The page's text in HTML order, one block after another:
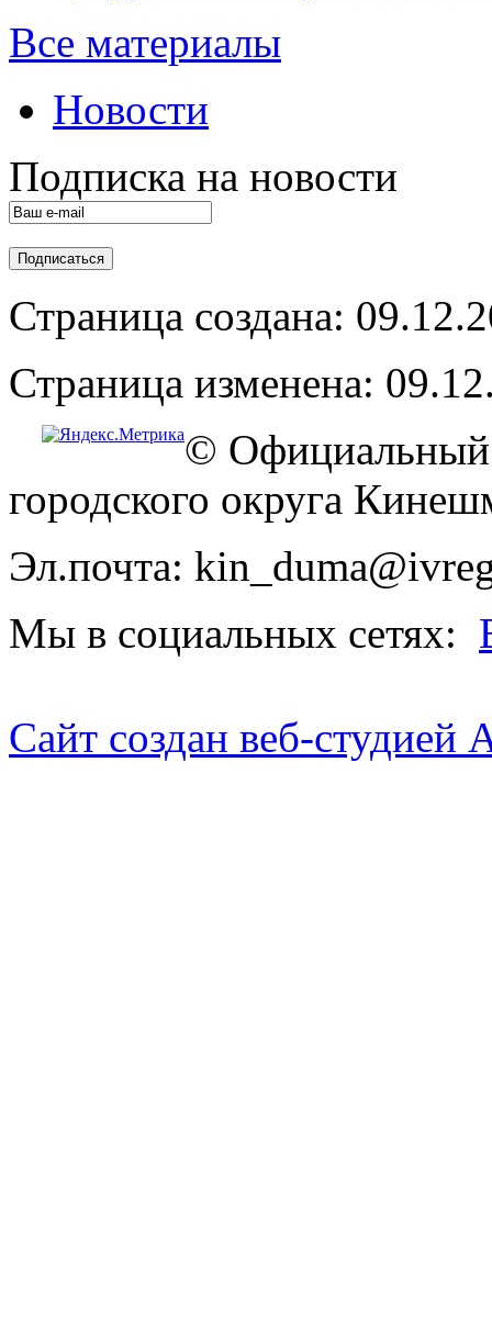
Все материалы
Новости
Подписка на новости
Страница создана:
Страница изменена:
© Официальный
городского округа
Эл.почта:
Мы в социальных сетях:
Сайт создан веб-студией